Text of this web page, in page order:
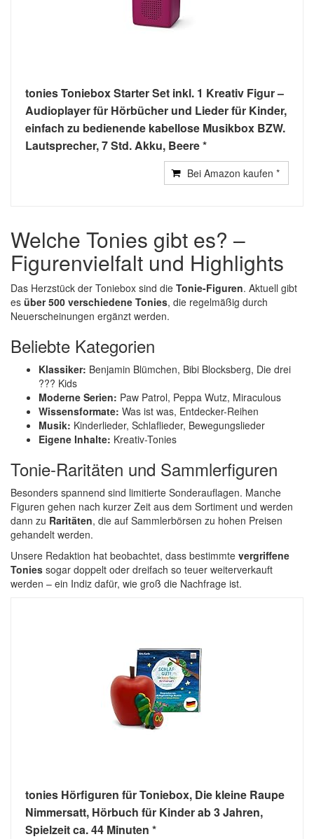
tonies Toniebox Starter Set inkl. 1 Kreativ Figur –
Audioplayer für Hörbücher und Lieder für Kinder,
einfach zu bedienende kabellose Musikbox BZW.
Lautsprecher, 7 Std. Akku, Beere
Bei Amazon kaufen
Welche Tonies gibt es? –
Figurenvielfalt und Highlights
Das Herzstück der Toniebox sind die Tonie-Figuren. Aktuell gibt
es über 500 verschiedene Tonies, die regelmäßig durch
Neuerscheinungen ergänzt werden.
Beliebte Kategorien
Klassiker: Benjamin Blümchen, Bibi Blocksberg, Die drei
??? Kids
Moderne Serien: Paw Patrol, Peppa Wutz, Miraculous
Wissensformate: Was ist was, Entdecker-Reihen
Musik: Kinderlieder, Schlaflieder, Bewegungslieder
Eigene Inhalte: Kreativ-Tonies
Tonie-Raritäten und Sammlerfiguren
Besonders spannend sind limitierte Sonderauflagen. Manche
Figuren gehen nach kurzer Zeit aus dem Sortiment und werden
dann zu Raritäten, die auf Sammlerbörsen zu hohen Preisen
gehandelt werden.
Unsere Redaktion hat beobachtet, dass bestimmte vergriffene
Tonies sogar doppelt oder dreifach so teuer weiterverkauft
werden – ein Indiz dafür, wie groß die Nachfrage ist.
tonies Hörfiguren für Toniebox, Die kleine Raupe
Nimmersatt, Hörbuch für Kinder ab 3 Jahren,
Spielzeit ca. 44 Minuten